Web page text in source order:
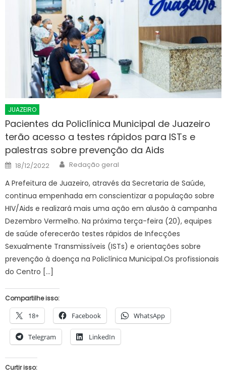
JUAZEIRO
Pacientes da Policlínica Municipal de Juazeiro
terão acesso a testes rápidos para ISTs e
palestras sobre prevenção da Aids
Posted
on
18/12/2022 Author
Redação geral
A Prefeitura de Juazeiro, através da Secretaria de Saúde,
continua empenhada em conscientizar a população sobre
HIV/Aids e realizará mais uma ação em alusão à campanha
Dezembro Vermelho. Na próxima terça-feira (20), equipes
de saúde oferecerão testes rápidos de Infecções
Sexualmente Transmissíveis (ISTs) e orientações sobre
prevenção à doença na Policlínica Municipal.Os profissionais
do Centro […]
Compartilhe isso:
18+ Facebook WhatsApp
Telegram LinkedIn
Curtir isso: